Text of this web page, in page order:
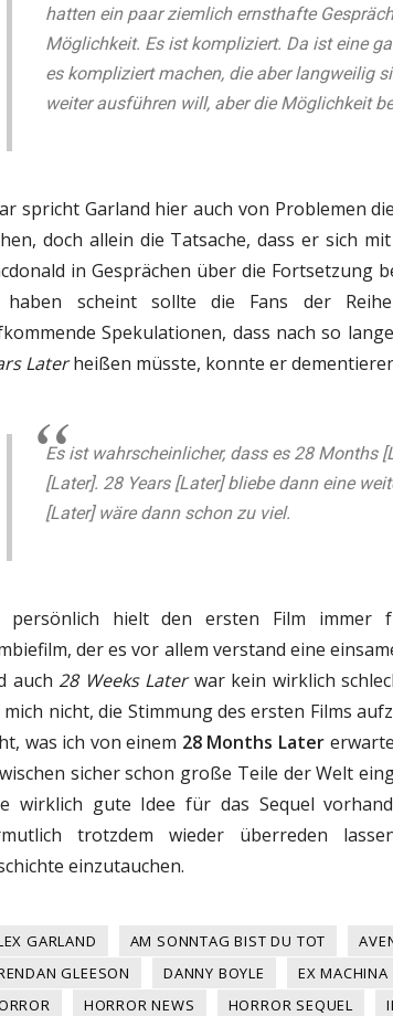
hatten ein paar ziemlich ernsthafte
Möglichkeit. Es ist kompliziert. Da ist eine
es kompliziert machen, die aber langweilig
weiter ausführen will, aber die Möglichkeit
spricht Garland hier auch von Problemen
doch allein die Tatsache, dass er sich
in Gesprächen über die Fortsetzung
haben scheint sollte die Fans der
Spekulationen, dass nach so
Laterheißen müsste, konnte er
Es ist wahrscheinlicher, dass es 28 Months
[Later]. 28 Years [Later] bliebe dann eine
[Later] wäre dann schon zu viel.
persönlich hielt den ersten Film immer
der es vor allem verstand eine
auch 28 Weeks Laterwar kein wirklich
nicht, die Stimmung des ersten Films
was ich von einem 28 Months Later
sicher schon große Teile der Welt
wirklich gute Idee für das Sequel
trotzdem wieder überreden
einzutauchen.
GARLAND AM SONNTAG BIST DU TOT
GLEESON
DANNY BOYLE EX MACHINA
HORROR NEWS HORROR SEQUEL